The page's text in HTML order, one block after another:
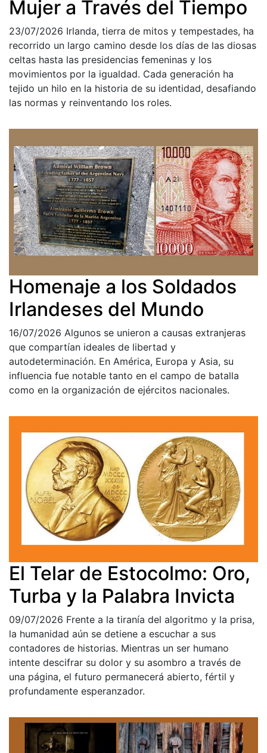
Mujer a Través del Tiempo
23/07/2026 Irlanda, tierra de mitos y tempestades, ha
recorrido un largo camino desde los días de las diosas
celtas hasta las presidencias femeninas y los
movimientos por la igualdad. Cada generación ha
tejido un hilo en la historia de su identidad, desafiando
las normas y reinventando los roles.
Homenaje a los Soldados
Irlandeses del Mundo
16/07/2026 Algunos se unieron a causas extranjeras
que compartían ideales de libertad y
autodeterminación. En América, Europa y Asia, su
influencia fue notable tanto en el campo de batalla
como en la organización de ejércitos nacionales.
El Telar de Estocolmo: Oro,
Turba y la Palabra Invicta
09/07/2026 Frente a la tiranía del algoritmo y la prisa,
la humanidad aún se detiene a escuchar a sus
contadores de historias. Mientras un ser humano
intente descifrar su dolor y su asombro a través de
una página, el futuro permanecerá abierto, fértil y
profundamente esperanzador.